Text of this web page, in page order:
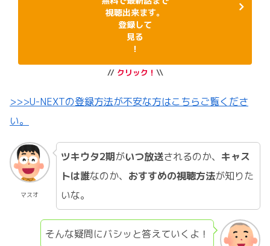
視聴出来ます。
登録して
見る
！
// クリック！ \\
>>>U-NEXTの登録方法が不安な方はこちらご覧くださ
い。
マスオ
ツキウタ2期がいつ放送されるのか、 キャス
トは誰なのか、 おすすめの視聴方法が知りた
いな。
そんな疑問にバシッと答えていくよ！